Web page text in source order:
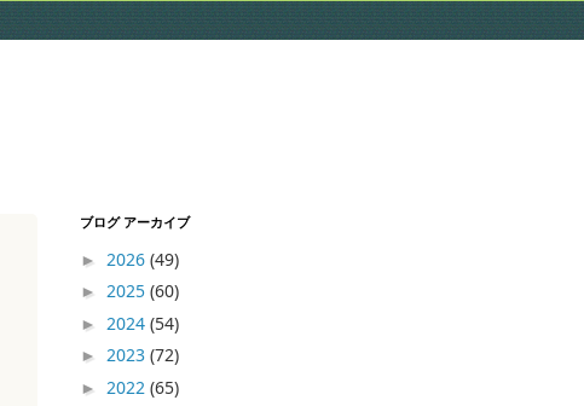
ブログ アーカイブ
► 2026 (49)
► 2025 (60)
► 2024 (54)
► 2023 (72)
► 2022 (65)